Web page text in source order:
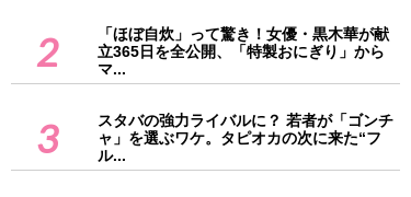
2
「ほぼ自炊」って驚き！女優・黒木華が献
立365日を全公開、「特製おにぎり」から
マ...
3
スタバの強力ライバルに？ 若者が「ゴンチ
ャ」を選ぶワケ。タピオカの次に来た“フ
ル...